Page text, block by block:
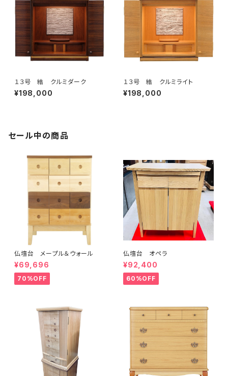
１３号 結 クルミダーク
¥198,000
１３号 結 クルミライト
¥198,000
セール中の商品
仏壇台 メープル＆ウォール
¥69,696
70%OFF
仏壇台 オペラ
¥92,400
60%OFF